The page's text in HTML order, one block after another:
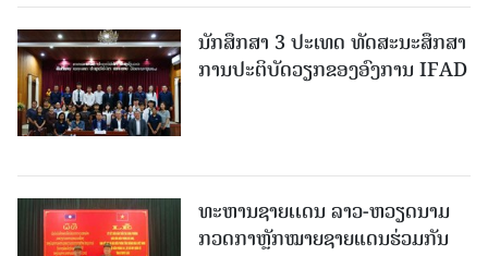
ນັກສຶກສາ 3 ປະເທດ ທັດ​ສະ​ນະ​ສຶກ​ສາ
ການປະຕິບັດວຽກຂອງອົງການ IFAD
ທະຫານຊາຍເເດນ ລາວ-ຫວຽດນາມ
ກວດກາຫຼັກໝາຍຊາຍແດນຮ່ວມກັນ